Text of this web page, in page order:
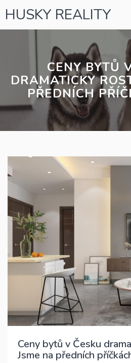
HUSKY REALITY
CENY BYTŮ
DRAMATICKY
PŘEDNÍCH
Ceny bytů v Česku
Jsme na předních